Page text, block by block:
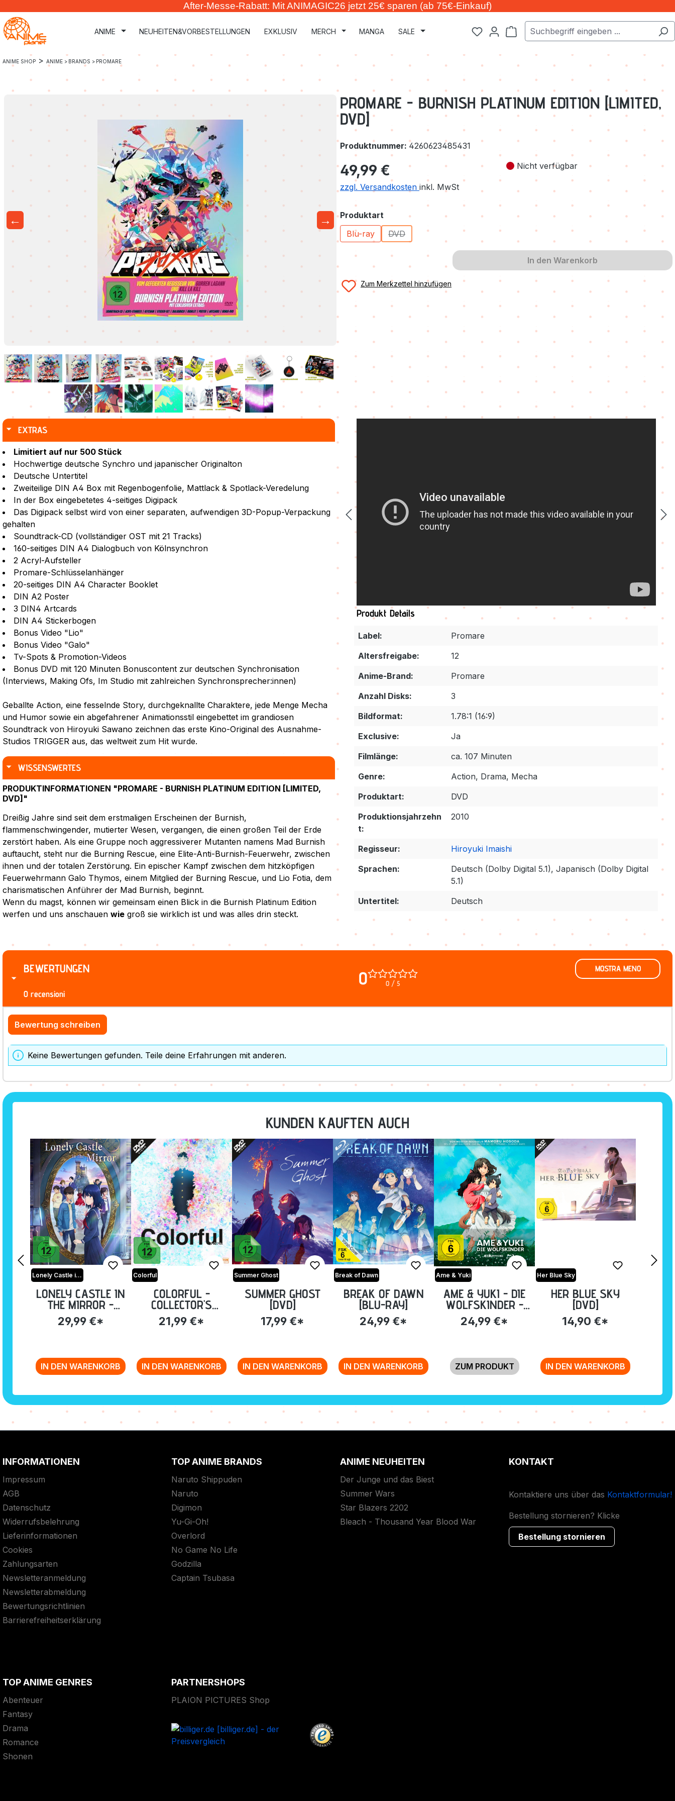
Hauptinhalt springen
Zur Suche springen
Zur Hauptnavigation springen
After-Messe-Rabatt: Mit ANIMAGIC26 jetzt 25€ sparen (ab 75€-Einkauf)
ANIME NEUHEITEN&VORBESTELLUNGEN EXKLUSIV MERCH MANGA SALE Warenkorb enthält 0 Positionen. Der
ANIME SHOP > ANIME > BRANDS > PROMARE
← →
PROMARE - BURNISH PLATINUM EDITION [LIMITED,
DVD]
Produktnummer: 4260623485431
Regulärer Preis:
49,99 €
zzgl. Versandkosten inkl. MwSt
Nicht verfügbar
Produktart auswählen
Blu-ray
DVD
(Diese Option ist zurzeit nicht verfügbar.)
In den Warenkorb
Zum Merkzettel hinzufügen
EXTRAS
Limitiert auf nur 500 Stück
Hochwertige deutsche Synchro und japanischer Originalton
Deutsche Untertitel
Zweiteilige DIN A4 Box mit Regenbogenfolie, Mattlack & Spotlack-Veredelung
In der Box eingebetetes 4-seitiges Digipack
Das Digipack selbst wird von einer separaten, aufwendigen 3D-Popup-Verpackung
gehalten
Soundtrack-CD (vollständiger OST mit 21 Tracks)
160-seitiges DIN A4 Dialogbuch von Kölnsynchron
2 Acryl-Aufsteller
Promare-Schlüsselanhänger
20-seitiges DIN A4 Character Booklet
DIN A2 Poster
3 DIN4 Artcards
DIN A4 Stickerbogen
Bonus Video "Lio"
Bonus Video "Galo"
Tv-Spots & Promotion-Videos
Bonus DVD mit 120 Minuten Bonuscontent zur deutschen Synchronisation
(Interviews, Making Ofs, Im Studio mit zahlreichen Synchronsprecher:innen)
Geballte Action, eine fesselnde Story, durchgeknallte Charaktere, jede Menge Mecha
und Humor sowie ein abgefahrener Animationsstil eingebettet im grandiosen
Soundtrack von Hiroyuki Sawano zeichnen das erste Kino-Original des Ausnahme-
Studios TRIGGER aus, das weltweit zum Hit wurde.
WISSENSWERTES
PRODUKTINFORMATIONEN "PROMARE - BURNISH PLATINUM EDITION [LIMITED,
DVD]"
Dreißig Jahre sind seit dem erstmaligen Erscheinen der Burnish,
flammenschwingender, mutierter Wesen, vergangen, die einen großen Teil der Erde
zerstört haben. Als eine Gruppe noch aggressiverer Mutanten namens Mad Burnish
auftaucht, steht nur die Burning Rescue, eine Elite-Anti-Burnish-Feuerwehr, zwischen
ihnen und der totalen Zerstörung. Ein epischer Kampf zwischen dem hitzköpfigen
Feuerwehrmann Galo Thymos, einem Mitglied der Burning Rescue, und Lio Fotia, dem
charismatischen Anführer der Mad Burnish, beginnt.
Wenn du magst, können wir gemeinsam einen Blick in die Burnish Platinum Edition
werfen und uns anschauen wie groß sie wirklich ist und was alles drin steckt.
Produkt Details
Label:
Promare
Altersfreigabe:
12
Anime-Brand:
Promare
Anzahl Disks:
3
Bildformat:
1.78:1 (16:9)
Exclusive:
Ja
Filmlänge:
ca. 107 Minuten
Genre:
Action, Drama, Mecha
Produktart:
DVD
Produktionsjahrzehn
t:
2010
Regisseur:
Hiroyuki Imaishi
Sprachen:
Deutsch (Dolby Digital 5.1), Japanisch (Dolby Digital
5.1)
Untertitel:
Deutsch
BEWERTUNGEN 0 0 / 5
0 recensioni
MOSTRA MENO
Bewertung schreiben
Keine Bewertungen gefunden. Teile deine Erfahrungen mit anderen.
KUNDEN KAUFTEN AUCH
Lonely Castle in the Mirror
LONELY CASTLE IN
THE MIRROR -
COLLECTOR'S
EDITION [BLU-RAY]
29,99 €*
IN DEN WARENKORB
Colorful
COLORFUL -
COLLECTOR'S
EDITION [DVD]
21,99 €*
IN DEN WARENKORB
Summer Ghost
SUMMER GHOST
[DVD]
17,99 €*
IN DEN WARENKORB
Break of Dawn
BREAK OF DAWN
[BLU-RAY]
24,99 €*
IN DEN WARENKORB
Ame & Yuki
AME & YUKI - DIE
WOLFSKINDER -
LIMITED STEELBOOK
[4K-UHD + BLU-
24,99 €*
ZUM PRODUKT
Her Blue Sky
HER BLUE SKY
[DVD]
14,90 €*
IN DEN WARENKORB
INFORMATIONEN
Impressum
AGB
Datenschutz
Widerrufsbelehrung
Lieferinformationen
Cookies
Zahlungsarten
Newsletteranmeldung
Newsletterabmeldung
Bewertungsrichtlinien
Barrierefreiheitserklärung
TOP ANIME BRANDS
Naruto Shippuden
Naruto
Digimon
Yu-Gi-Oh!
Overlord
No Game No Life
Godzilla
Captain Tsubasa
ANIME NEUHEITEN
Der Junge und das Biest
Summer Wars
Star Blazers 2202
Bleach - Thousand Year Blood War
KONTAKT
Kontaktiere uns über das Kontaktformular!
Bestellung stornieren? Klicke
Bestellung stornieren
TOP ANIME GENRES
Abenteuer
Fantasy
Drama
Romance
Shonen
PARTNERSHOPS
PLAION PICTURES Shop